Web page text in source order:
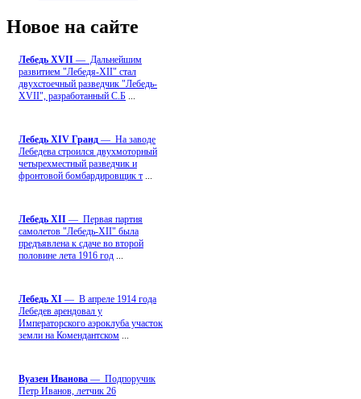
Новое на сайте
Лебедь ХVII — Дальнейшим
развитием "Лебедя-ХII" стал
двухстоечный разведчик "Лебедь-
XVII", разработанный С.Б
Лебедь ХIV Гранд — На заводе
Лебедева строился двухмоторный
четырехместный разведчик и
фронтовой бомбардировщик т
Лебедь ХII — Первая партия
самолетов "Лебедь-ХII" была
предъявлена к сдаче во второй
половине лета 1916 год
Лебедь ХI — В апреле 1914 года
Лебедев арендовал у
Императорского аэроклуба участок
земли на Комендантском
Вуазен Иванова — Подпоручик
Петр Иванов, летчик 26